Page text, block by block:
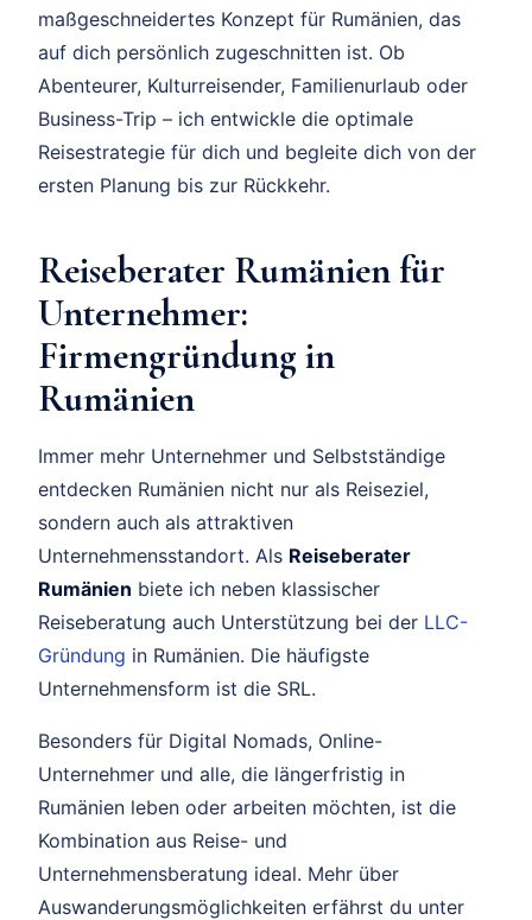
maßgeschneidertes Konzept für Rumänien, das
auf dich persönlich zugeschnitten ist. Ob
Abenteurer, Kulturreisender, Familienurlaub oder
Business-Trip – ich entwickle die optimale
Reisestrategie für dich und begleite dich von der
ersten Planung bis zur Rückkehr.
Reiseberater Rumänien für
Unternehmer:
Firmengründung in
Rumänien
Immer mehr Unternehmer und Selbstständige
entdecken Rumänien nicht nur als Reiseziel,
sondern auch als attraktiven
Unternehmensstandort. Als Reiseberater
Rumänien biete ich neben klassischer
Reiseberatung auch Unterstützung bei der LLC-
Gründung in Rumänien. Die häufigste
Unternehmensform ist die SRL.
Besonders für Digital Nomads, Online-
Unternehmer und alle, die längerfristig in
Rumänien leben oder arbeiten möchten, ist die
Kombination aus Reise- und
Unternehmensberatung ideal. Mehr über
Auswanderungsmöglichkeiten erfährst du unter